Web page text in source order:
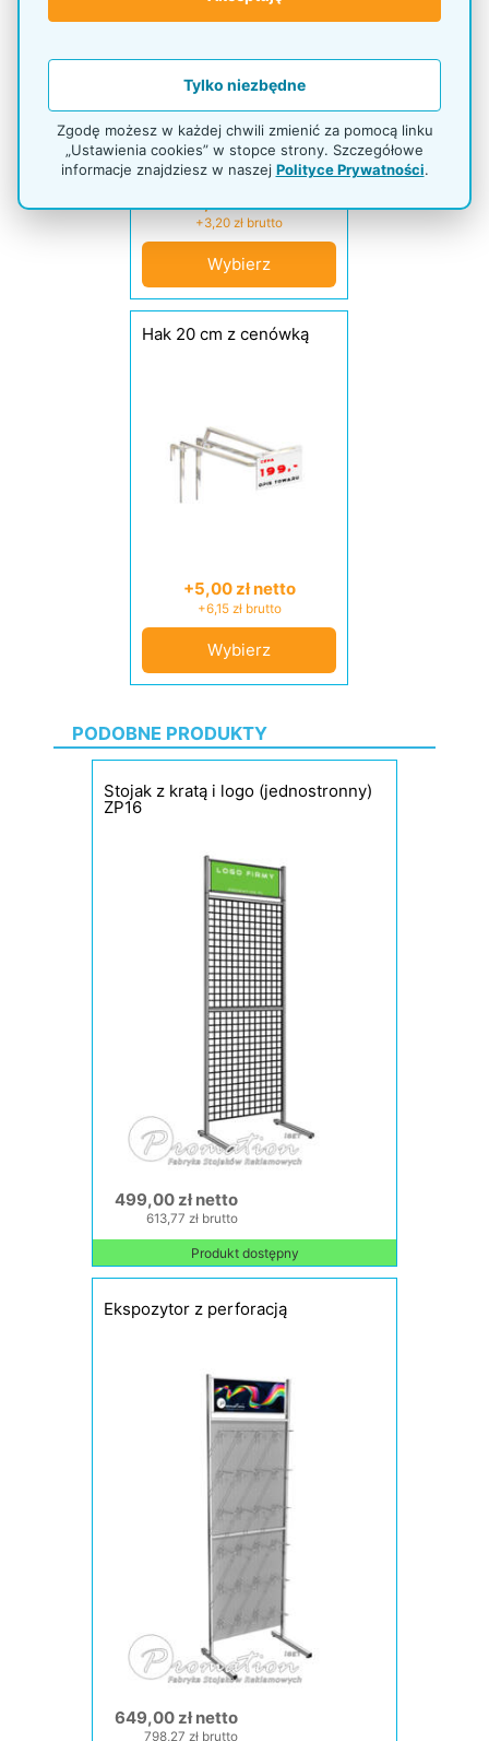
+2,60 zł netto
+3,20 zł brutto
Wybierz
Hak 20 cm z cenówką
+5,00 zł netto
+6,15 zł brutto
Wybierz
PODOBNE PRODUKTY
Stojak z kratą i logo (jednostronny)
ZP16
499,00 zł netto
613,77 zł brutto
Produkt dostępny
Ekspozytor z perforacją
649,00 zł netto
798,27 zł brutto
Tylko niezbędne
Zgodę możesz w każdej chwili zmienić za pomocą linku
„Ustawienia cookies” w stopce strony. Szczegółowe
informacje znajdziesz w naszej Polityce Prywatności.